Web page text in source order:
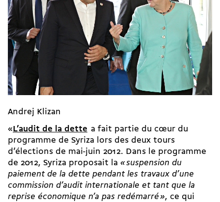
Andrej Klizan
« L’audit de la dette a fait partie du cœur du
programme de Syriza lors des deux tours
d’élections de mai-juin 2012. Dans le programme
de 2012, Syriza proposait la «suspension du
paiement de la dette pendant les travaux d’une
commission d’audit internationale et tant que la
reprise économique n’a pas redémarré», ce qui